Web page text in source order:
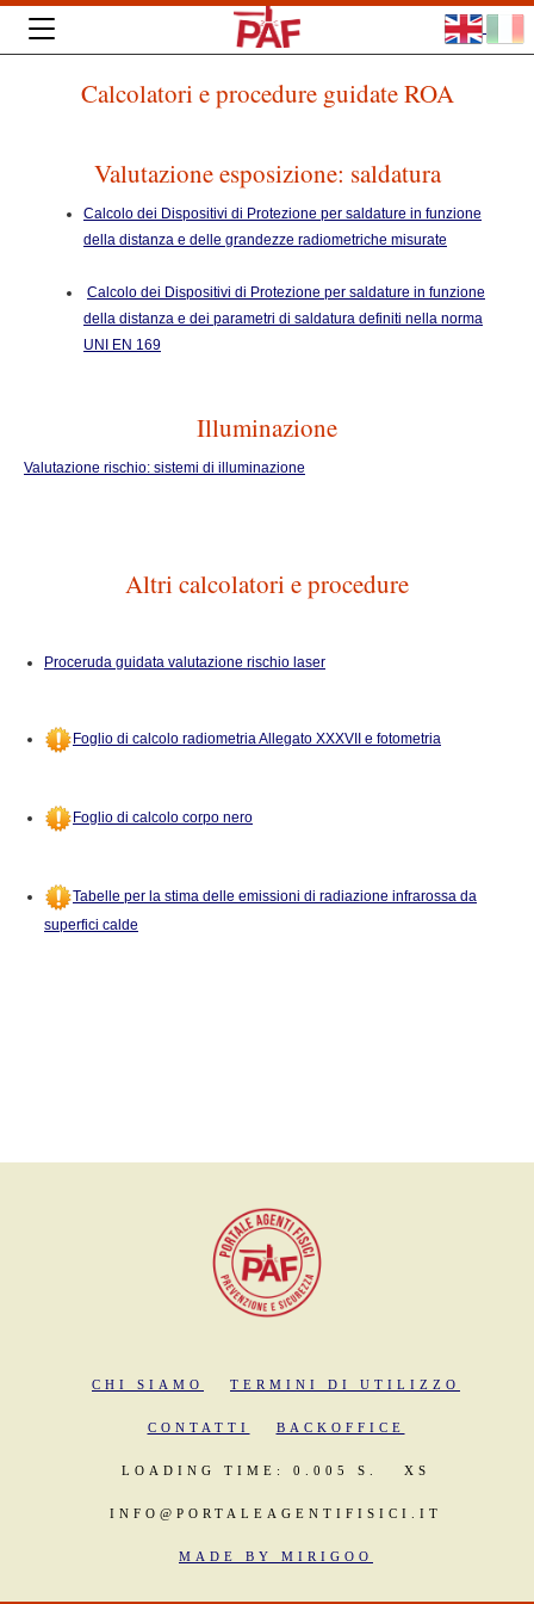
Calcolatori e procedure guidate ROA
Valutazione esposizione: saldatura
Calcolo dei Dispositivi di Protezione per saldature in funzione
della distanza e delle grandezze radiometriche misurate
Calcolo dei Dispositivi di Protezione per saldature in funzione
della distanza e dei parametri di saldatura definiti nella norma
UNI EN 169
Illuminazione
Valutazione rischio: sistemi di illuminazione
Altri calcolatori e procedure
Proceruda guidata valutazione rischio laser
Foglio di calcolo radiometria Allegato XXXVII e fotometria
Foglio di calcolo corpo nero
Tabelle per la stima delle emissioni di radiazione infrarossa da
superfici calde
CHI SIAMO TERMINI DI UTILIZZO
CONTATTI BACKOFFICE
LOADING TIME: 0.005 S. XS
INFO@PORTALEAGENTIFISICI.IT
MADE BY MIRIGOO